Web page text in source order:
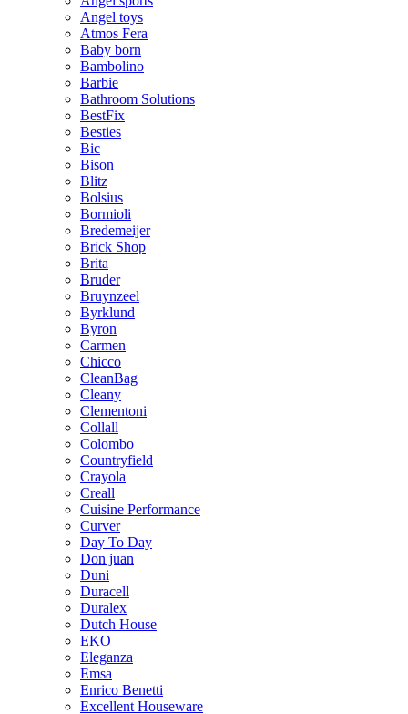
Angel toys
Atmos Fera
Baby born
Bambolino
Barbie
Bathroom Solutions
BestFix
Besties
Bic
Bison
Blitz
Bolsius
Bormioli
Bredemeijer
Brick Shop
Brita
Bruder
Bruynzeel
Byrklund
Byron
Carmen
Chicco
CleanBag
Cleany
Clementoni
Collall
Colombo
Countryfield
Crayola
Creall
Cuisine Performance
Curver
Day To Day
Don juan
Duni
Duracell
Duralex
Dutch House
EKO
Eleganza
Emsa
Enrico Benetti
Excellent Houseware